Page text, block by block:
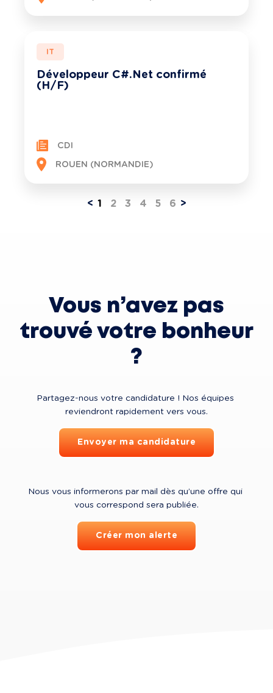
IT
Développeur C#.Net confirmé
(H/F)
CDI
ROUEN (NORMANDIE)
< 1 2 3 4 5 6 >
Vous n’avez pas
trouvé votre bonheur
?
Nous vous informerons par mail dès qu’une offre qui
vous correspond sera publiée.
Créer mon alerte
Partagez-nous votre candidature ! Nos équipes
reviendront rapidement vers vous.
Envoyer ma candidature